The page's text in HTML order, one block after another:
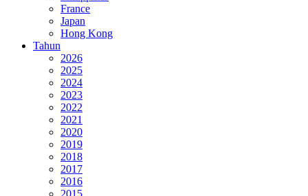
France
Japan
Hong Kong
Tahun
2026
2025
2024
2023
2022
2021
2020
2019
2018
2017
2016
2015